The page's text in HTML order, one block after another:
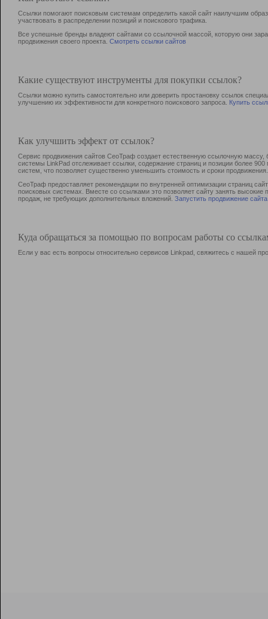
Ссылки помогают поисковым системам определить какой сайт наилучшим
участвовать в раcпределении позиций и поискового трафика.
Все успешные бренды владеют сайтами со ссылочной массой, которую они
продвижения своего проекта. Смотреть ссылки сайтов
Какие существуют инструменты для покупки ссылок?
Ссылки можно купить самостоятельно или доверить простановку ссылок
улучшению их эффективности для конкретного поискового запроса. Купить
Как улучшить эффект от ссылок?
Сервис продвижения сайтов СеоТраф создает естественную ссылочную
системы LinkPad отслеживает ссылки, содержание страниц и позиции более
систем, что позволяет существенно уменьшить стоимость и сроки продвижения.
СеоТраф предоставляет рекомендации по внутренней оптимизации страниц
поисковых системах. Вместе со ссылками это позволяет сайту занять
продаж, не требующих дополнительных вложений. Запустить продвижение сайта
Куда обращаться за помощью по вопросам работы со
Если у вас есть вопросы относительно сервисов Linkpad, свяжитесь с нашей